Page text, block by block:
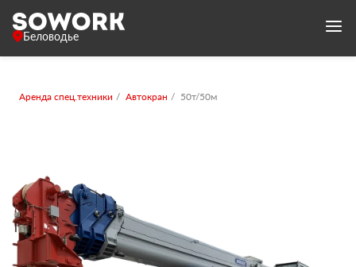
Беловодье
Аренда спец.техники Автокран 50т/50м